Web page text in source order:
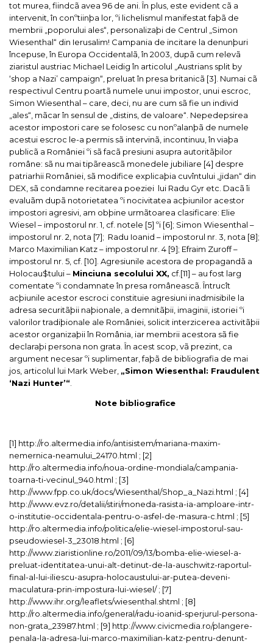
tot murea, fiindcã avea 96 de ani. În plus, este evident cã a
intervenit, în conºtiinþa lor, ºi lichelismul manifestat faþã de
membrii „poporului ales“, personalizaþi de Centrul „Simon
Wiesenthal“ din Ierusalim! Campania de incitare la denunþuri
începuse, în Europa Occidentalã, în 2003, dupã cum relevã
ziaristul austriac Michael Leidig în articolul „ Austrians split by
‘shop a Nazi’ campaign“, preluat în presa britanicã [3]. Numai cã
respectivul Centru poartã numele unui impostor, unui escroc,
Simon Wiesenthal – care, deci, nu are cum sã fie un individ
„ales“, mãcar în sensul de „distins, de valoare“. Nepedepsirea
acestor impostori care se folosesc cu nonºalanþã de numele
acestui escroc le-a permis sã intervinã, incontinuu, în viaþa
publicã a României ºi sã facã presiuni asupra autoritãþilor
române: sã nu mai tipãreascã monedele jubiliare [4] despre
patriarhii României, sã modifice explicaþia cuvîntului „jidan“ din
DEX, sã condamne recitarea poeziei lui Radu Gyr etc. Dacã îi
evaluãm dupã notorietatea ºi nocivitatea acþiunilor acestor
impostori agresivi, am obþine urmãtoarea clasificare: Elie
Wiesel – impostorul nr. 1, cf. notele [5] ºi [6]; Simon Wiesenthal –
impostorul nr. 2, nota [7]; Radu Ioanid – impostorul nr. 3, nota [8];
Marco Maximilian Katz – impostorul nr. 4 [9]; Efraim Zuroff –
impostorul nr. 5, cf. [10]. Agresiunile acestora de propagandã a
Holocau$tului – Minciuna secolului XX, cf.[11] – au fost larg
comentate ºi condamnate în presa româneascã. Întrucît
acþiunile acestor escroci constituie agresiuni inadmisibile la
adresa securitãþii naþionale, a demnitãþii, imaginii, istoriei ºi
valorilor tradiþionale ale României, solicit interzicerea activitãþii
acestor organizaþii în România, iar membrii acestora sã fie
declaraþi persona non grata . În acest scop, vã prezint, ca
argument necesar ºi suplimentar, faþã de bibliografia de mai
jos, articolul lui Mark Weber, „Simon Wiesenthal: Fraudulent
‘Nazi Hunter’“
Note bibliografice
[1] http://ro.altermedia.info/antisistem/mariana-maxim-
nemernica-neamului_24170.html ; [2]
http://ro.altermedia.info/noua-ordine-mondiala/campania-
toarna-ti-vecinul_940.html ; [3]
http://www.fpp.co.uk/docs/Wiesenthal/Shop_a_Nazi.html ; [4]
http://www.evz.ro/detalii/stiri/moneda-rasista-ia-amploare-intr-
o-institutie-occidentala-pentru-o-asfel-de-masura-c.html ; [5]
http://ro.altermedia.info/politica/elie-wiesel-impostorul-sau-
pseudowiesel-3_23018.html ; [6]
http://www.ziaristionline.ro/2011/09/13/bomba-elie-wiesel-a-
preluat-identitatea-unui-alt-detinut-de-la-auschwitz-raportul-
final-al-lui-iliescu-asupra-holocaustului-ar-putea-deveni-
maculatura-prin-impostura-lui-wiesel/; [7]
http://www.ihr.org/leaflets/wiesenthal.shtml ; [8]
http://ro.altermedia.info/general/radu-ioanid-sperjurul-persona-
non-grata_23987.html ; [9] http://www.civicmedia.ro/plangere-
penala-la-adresa-lui-marco-maximilian-katz-pentru-denunt-